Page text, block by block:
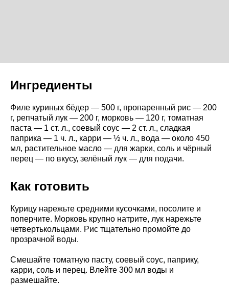
Ингредиенты
Филе куриных бёдер — 500 г, пропаренный рис — 200
г, репчатый лук — 200 г, морковь — 120 г, томатная
паста — 1 ст. л., соевый соус — 2 ст. л., сладкая
паприка — 1 ч. л., карри — ½ ч. л., вода — около 450
мл, растительное масло — для жарки, соль и чёрный
перец — по вкусу, зелёный лук — для подачи.
Как готовить
Курицу нарежьте средними кусочками, посолите и
поперчите. Морковь крупно натрите, лук нарежьте
четвертькольцами. Рис тщательно промойте до
прозрачной воды.
Смешайте томатную пасту, соевый соус, паприку,
карри, соль и перец. Влейте 300 мл воды и
размешайте.